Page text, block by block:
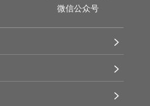
微信公众号